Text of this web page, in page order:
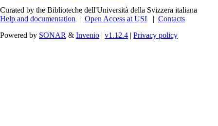
Curated by the Biblioteche dell'Università della Svizzera italiana
Help and documentation | Open Access at USI | Contacts
Powered by SONAR & Invenio | v1.12.4 | Privacy policy